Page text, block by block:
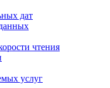
дат
чтения
услуг